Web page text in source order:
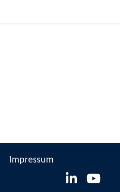
Impressum